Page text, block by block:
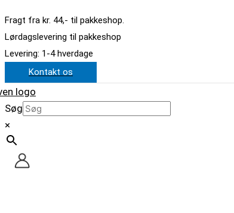
til
indholdet
Fragt fra kr. 44,- til pakkeshop.
Lørdagslevering til pakkeshop
Levering: 1-4 hverdage
Kontakt os
Søg
×